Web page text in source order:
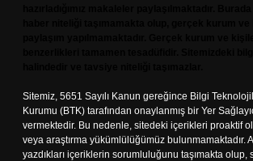
Sitemiz, 5651 Sayılı Kanun gereğince Bilgi
Kurumu (BTK) tarafından onaylanmış bir Yer
vermektedir. Bu nedenle, sitedeki içerikleri proaktif
veya araştırma yükümlülüğümüz bulunmamaktadır.
yazdıkları içeriklerin sorumluluğunu taşımakta olup,